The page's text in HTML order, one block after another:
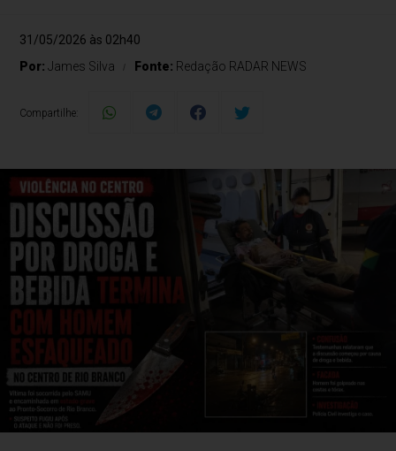
31/05/2026 às 02h40
Por:James Silva Fonte: Redação RADAR NEWS
Compartilhe: